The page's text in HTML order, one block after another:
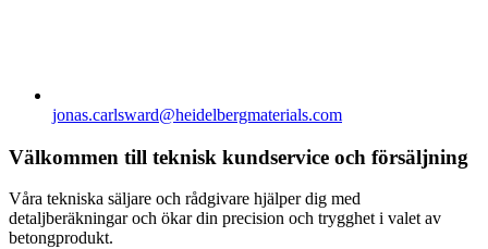
jonas.carlsward​@heidelbergmaterials.com
Välkommen till teknisk kundservice och försäljning
Våra tekniska säljare och rådgivare hjälper dig med
detaljberäkningar och ökar din precision och trygghet i valet av
betongprodukt.